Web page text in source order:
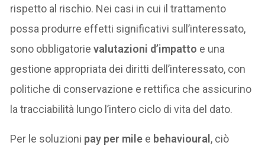
rispetto al rischio. Nei casi in cui il trattamento
possa produrre effetti significativi sull’interessato,
sono obbligatorievalutazioni d’impatto e una
gestione appropriata dei diritti dell’interessato, con
politiche di conservazione e rettifica che assicurino
la tracciabilità lungo l’intero ciclo di vita del dato.
Per le soluzioni pay per mile e behavioural , ciò